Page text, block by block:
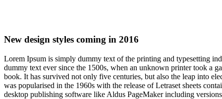
New design styles coming in 2016
Lorem Ipsum is simply dummy text of the printing and typesetting
dummy text ever since the 1500s, when an unknown printer took a
book. It has survived not only five centuries, but also the leap into
was popularised in the 1960s with the release of Letraset sheets
desktop publishing software like Aldus PageMaker including